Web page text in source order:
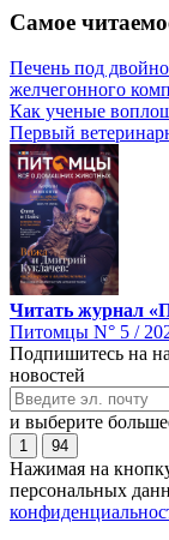
Самое
Печень под
желчегонного
Как ученые
Первый
Читать журнал
Питомцы N° 5 /
Подпишитесь на
новостей
и выберите
1 94
Нажимая на
персональных